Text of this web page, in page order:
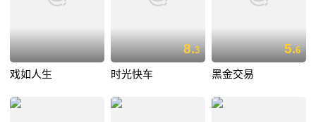
戏如人生
8.3
时光快车
5.6
黑金交易